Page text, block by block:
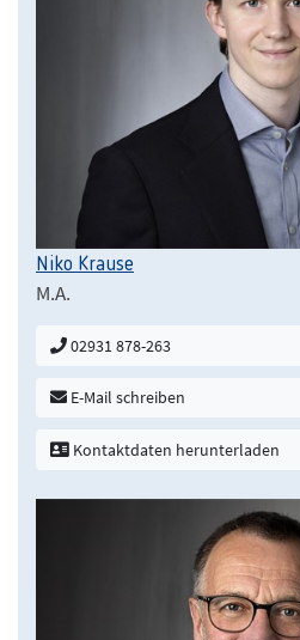
Niko Krause
M.A.
02931 878-263
E-Mail schreiben
Kontaktdaten herunterladen